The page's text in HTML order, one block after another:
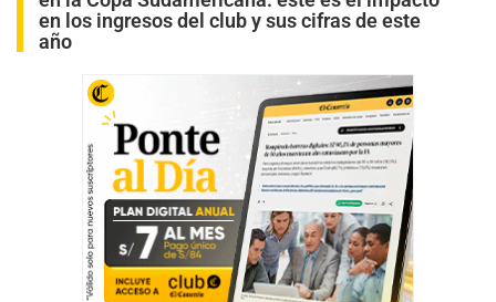
en los ingresos del club y sus cifras de este
año